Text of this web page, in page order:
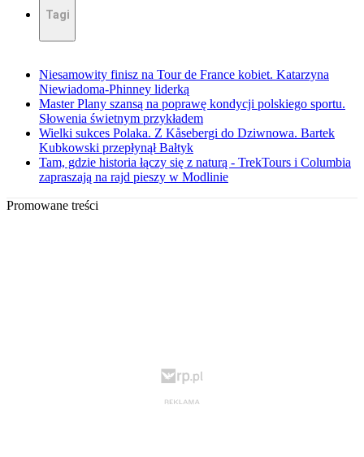
Tagi
Niesamowity finisz na Tour de France kobiet. Katarzyna
Niewiadoma-Phinney liderką
Master Plany szansą na poprawę kondycji polskiego sportu.
Słowenia świetnym przykładem
Wielki sukces Polaka. Z Kåsebergi do Dziwnowa. Bartek
Kubkowski przepłynął Bałtyk
Tam, gdzie historia łączy się z naturą - TrekTours i Columbia
zapraszają na rajd pieszy w Modlinie
Promowane treści